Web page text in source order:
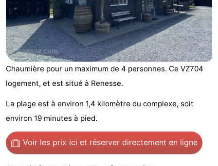
nuit
-
Port
Greve
-
Zeeuwse
Kust
Campings
Chambre
d'hôtes
Chaumières
Buitenheem
-
De
Chaumière pour un maximum de 4 personnes. Ce VZ704
logement, et est situé à Renesse.
La plage est à environ 1,4 kilomètre du complexe, soit
environ 19 minutes à pied.
Voir les prix ici et réserver directement en ligne